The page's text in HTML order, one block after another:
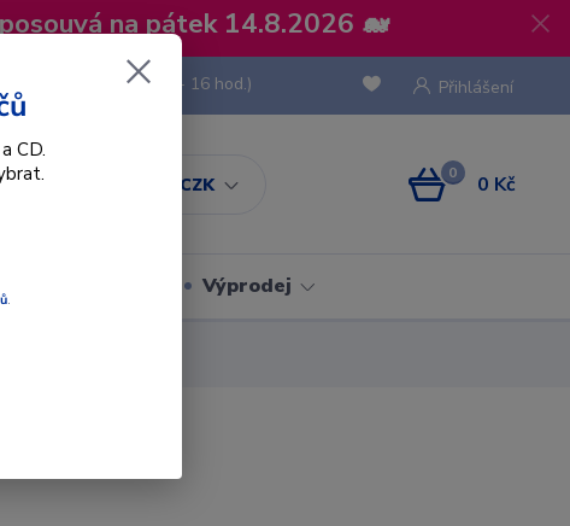
na pátek 14.8.2026 🐋
CZK
Přihlášení
(Po-Pá, 8 - 16 hod.)
0 0 Kč
Výprodej
CD.
.